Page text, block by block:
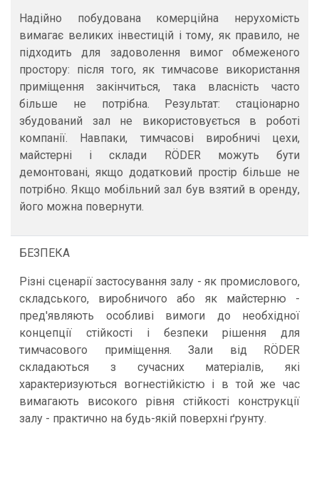
Надійно побудована комерційна нерухомість
вимагає великих інвестицій і тому, як правило, не
підходить для задоволення вимог обмеженого
простору: після того, як тимчасове використання
приміщення закінчиться, така власність часто
більше не потрібна. Результат: стаціонарно
збудований зал не використовується в роботі
компанії. Навпаки, тимчасові виробничі цехи,
майстерні і склади RÖDER можуть бути
демонтовані, якщо додатковий простір більше не
потрібно. Якщо мобільний зал був взятий в оренду,
його можна повернути.
БЕЗПЕКА
Різні сценарії застосування залу - як промислового,
складського, виробничого або як майстерню -
пред'являють особливі вимоги до необхідної
концепції стійкості і безпеки рішення для
тимчасового приміщення. Зали від RÖDER
складаються з сучасних матеріалів, які
характеризуються вогнестійкістю і в той же час
вимагають високого рівня стійкості конструкції
залу - практично на будь-якій поверхні ґрунту.